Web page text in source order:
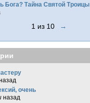
Бога? Тайна Святой Троицы
1 из 10 →
очень
назад